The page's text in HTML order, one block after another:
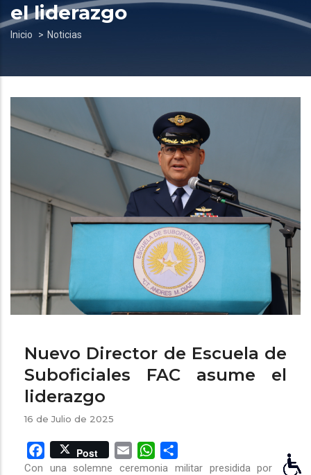
el liderazgo
Sobrescribir
de
ayuda
a
navegación
Inicio Noticias
Nuevo Director de Escuela de
Suboficiales FAC asume el
liderazgo
16 de Julio de 2025
Facebook
Post Email WhatsApp
Con una solemne ceremonia militar presidida por el